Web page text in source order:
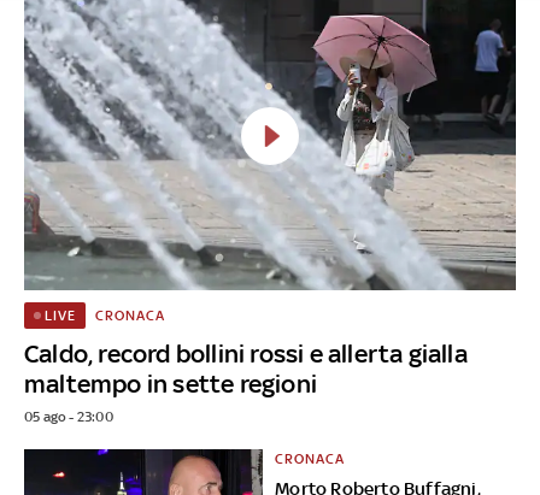
Caldo, record bollini rossi e allerta gialla
maltempo in sette regioni
LIVE CRONACA
05 ago - 23:00
Morto Roberto Buffagni,
CRONACA